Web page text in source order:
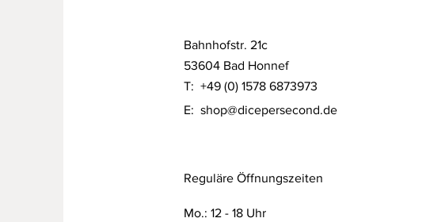
Bahnhofstr. 21c
53604 Bad Honnef
T: +49 (0) 1578 6873973
E: shop@dicepersecond.de
Reguläre Öffnungszeiten
Mo.: 12 - 18 Uhr